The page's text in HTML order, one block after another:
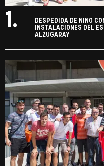
1.
DESPEDIDA DE NINO
INSTALACIONES DEL
ALZUGARAY